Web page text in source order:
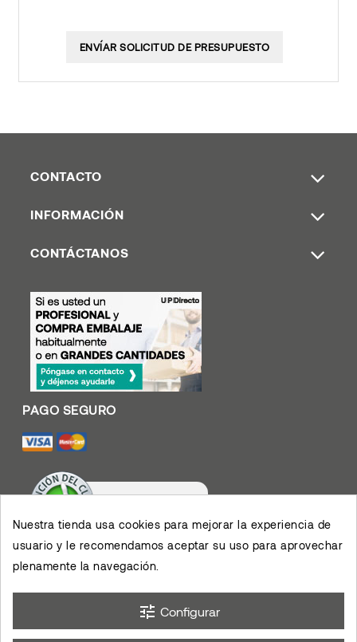
ENVÍAR SOLICITUD DE PRESUPUESTO
CONTACTO
INFORMACIÓN
CONTÁCTANOS
×
Valoración De Clientes
Muy contento con el
servicio y los productos,
agradezco su eficiencia.
Opinión De Clientes
Nuestra tienda usa cookies para mejorar la experiencia de
usuario y le recomendamos aceptar su uso para aprovechar
plenamente la navegación.
tune Configurar